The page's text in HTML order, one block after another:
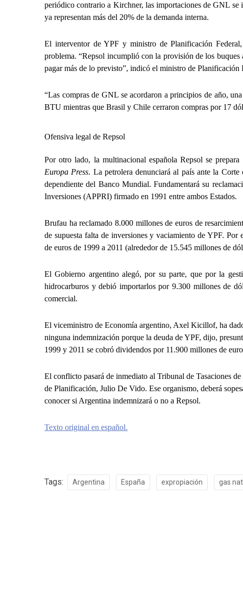
periódico contrario a Kirchner, las importaciones de GNL se
ya representan más del 20% de la demanda interna.
El interventor de YPF y ministro de Planificación
problema. “Repsol incumplió con la provisión de los
pagar más de lo previsto”, indicó el ministro de Planificación
“Las compras de GNL se acordaron a principios de año,
BTU mientras que Brasil y Chile cerraron compras por 17
Ofensiva legal de Repsol
Por otro lado, la multinacional española Repsol se
Europa Press. La petrolera denunciará al país ante la
dependiente del Banco Mundial. Fundamentará su
Inversiones (APPRI) firmado en 1991 entre ambos Estados.
Brufau ha reclamado 8.000 millones de euros de
de supuesta falta de inversiones y vaciamiento de YPF.
de euros de 1999 a 2011 (alrededor de 15.545 millones de
El Gobierno argentino alegó, por su parte, que por la
hidrocarburos y debió importarlos por 9.300 millones de
comercial.
El viceministro de Economía argentino, Axel Kicillof, ha
ninguna indemnización porque la deuda de YPF, dijo,
1999 y 2011 se cobró dividendos por 11.900 millones de
El conflicto pasará de inmediato al Tribunal de Tasaciones
de Planificación, Julio De Vido. Ese organismo, deberá
conocer si Argentina indemnizará o no a Repsol.
Texto original en español.
Tags: Argentina España expropiación gas